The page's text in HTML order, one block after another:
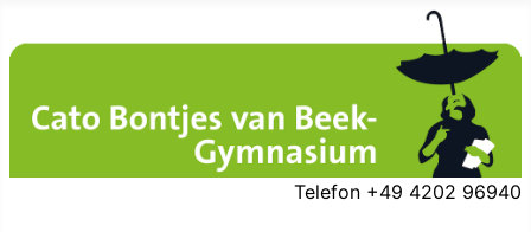
Telefon +49 4202 96940